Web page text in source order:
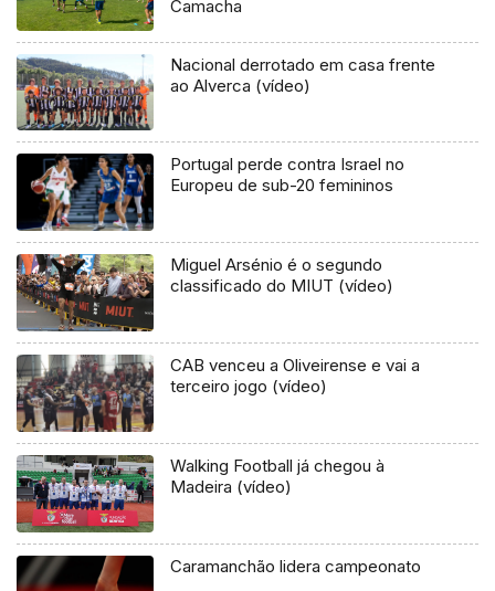
Camacha
Nacional derrotado em casa frente
ao Alverca (vídeo)
Portugal perde contra Israel no
Europeu de sub-20 femininos
Miguel Arsénio é o segundo
classificado do MIUT (vídeo)
CAB venceu a Oliveirense e vai a
terceiro jogo (vídeo)
Walking Football já chegou à
Madeira (vídeo)
Caramanchão lidera campeonato